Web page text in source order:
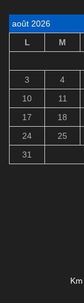
août 2026
L
M
3
4
10
11
17
18
24
25
31